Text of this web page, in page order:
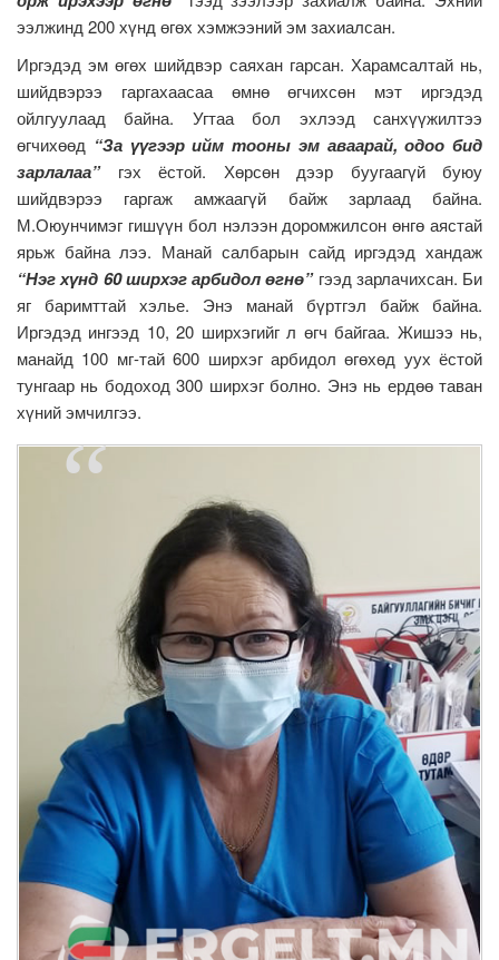
ээлжинд 200 хүнд өгөх хэмжээний эм захиалсан.
Иргэдэд эм өгөх шийдвэр саяхан гарсан. Харамсалтай нь,
шийдвэрээ гаргахаасаа өмнө өгчихсөн мэт иргэдэд
ойлгуулаад байна. Угтаа бол эхлээд санхүүжилтээ
өгчихөөд “За үүгээр ийм тооны эм аваарай, одоо бид
зарлалаа” гэх ёстой. Хөрсөн дээр буугаагүй буюу
шийдвэрээ гаргаж амжаагүй байж зарлаад байна.
М.Оюунчимэг гишүүн бол нэлээн доромжилсон өнгө аястай
ярьж байна лээ. Манай салбарын сайд иргэдэд хандаж
“Нэг хүнд 60 ширхэг арбидол өгнө” гээд зарлачихсан. Би
яг баримттай хэлье. Энэ манай бүртгэл байж байна.
Иргэдэд ингээд 10, 20 ширхэгийг л өгч байгаа. Жишээ нь,
манайд 100 мг-тай 600 ширхэг арбидол өгөхөд уух ёстой
тунгаар нь бодоход 300 ширхэг болно. Энэ нь ердөө таван
хүний эмчилгээ.